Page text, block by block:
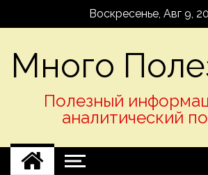
Воскресенье, Авг 9,
Много
Полезный
аналитический